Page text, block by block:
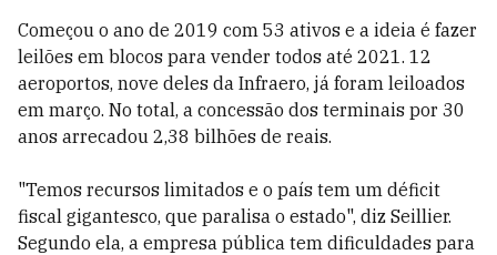
Começou o ano de 2019 com 53 ativos e a ideia é fazer
leilões em blocos para vender todos até 2021. 12
aeroportos, nove deles da Infraero, já foram leiloados
em março. No total, a concessão dos terminais por 30
anos arrecadou 2,38 bilhões de reais.
"Temos recursos limitados e o país tem um déficit
fiscal gigantesco, que paralisa o estado", diz Seillier.
Segundo ela, a empresa pública tem dificuldades para